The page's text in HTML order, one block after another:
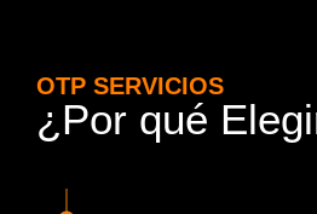
OTP SERVICIOS
¿Por qué